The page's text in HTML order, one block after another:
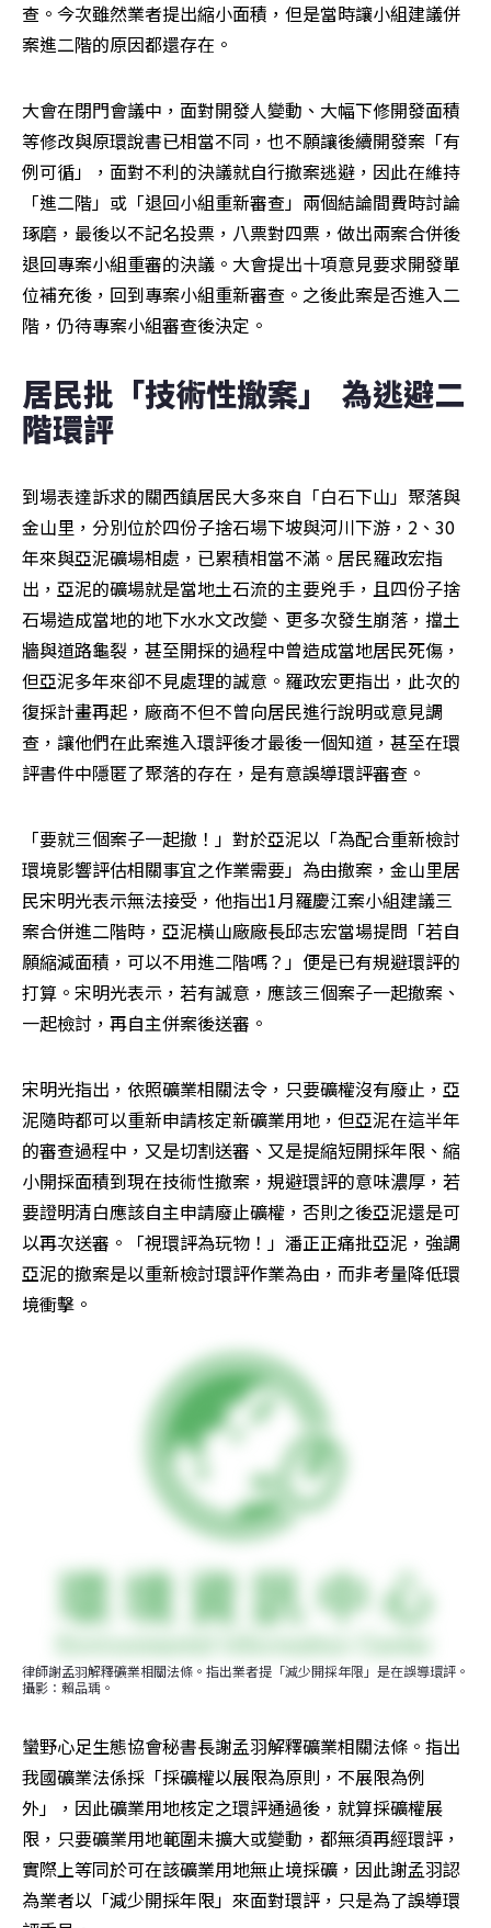
查。今次雖然業者提出縮小面積，但是當時讓小組建議併
案進二階的原因都還存在。
大會在閉門會議中，面對開發人變動、大幅下修開發面積
等修改與原環說書已相當不同，也不願讓後續開發案「有
例可循」，面對不利的決議就自行撤案逃避，因此在維持
「進二階」或「退回小組重新審查」兩個結論間費時討論
琢磨，最後以不記名投票，八票對四票，做出兩案合併後
退回專案小組重審的決議。大會提出十項意見要求開發單
位補充後，回到專案小組重新審查。之後此案是否進入二
階，仍待專案小組審查後決定。
居民批「技術性撤案」  為逃避二
階環評
到場表達訴求的關西鎮居民大多來自「白石下山」聚落與
金山里，分別位於四份子捨石場下坡與河川下游，2、30
年來與亞泥礦場相處，已累積相當不滿。居民羅政宏指
出，亞泥的礦場就是當地土石流的主要兇手，且四份子捨
石場造成當地的地下水水文改變、更多次發生崩落，擋土
牆與道路龜裂，甚至開採的過程中曾造成當地居民死傷，
但亞泥多年來卻不見處理的誠意。羅政宏更指出，此次的
復採計畫再起，廠商不但不曾向居民進行說明或意見調
查，讓他們在此案進入環評後才最後一個知道，甚至在環
評書件中隱匿了聚落的存在，是有意誤導環評審查。
「要就三個案子一起撤！」對於亞泥以「為配合重新檢討
環境影響評估相關事宜之作業需要」為由撤案，金山里居
民宋明光表示無法接受，他指出1月羅慶江案小組建議三
案合併進二階時，亞泥橫山廠廠長邱志宏當場提問「若自
願縮減面積，可以不用進二階嗎？」便是已有規避環評的
打算。宋明光表示，若有誠意，應該三個案子一起撤案、
一起檢討，再自主併案後送審。
宋明光指出，依照礦業相關法令，只要礦權沒有廢止，亞
泥隨時都可以重新申請核定新礦業用地，但亞泥在這半年
的審查過程中，又是切割送審、又是提縮短開採年限、縮
小開採面積到現在技術性撤案，規避環評的意味濃厚，若
要證明清白應該自主申請廢止礦權，否則之後亞泥還是可
以再次送審。「視環評為玩物！」潘正正痛批亞泥，強調
亞泥的撤案是以重新檢討環評作業為由，而非考量降低環
境衝擊。
律師謝孟羽解釋礦業相關法條。指出業者提「減少開採年限」是在誤導環評。
攝影：賴品瑀。
蠻野心足生態協會秘書長謝孟羽解釋礦業相關法條。指出
我國礦業法係採「採礦權以展限為原則，不展限為例
外」，因此礦業用地核定之環評通過後，就算採礦權展
限，只要礦業用地範圍未擴大或變動，都無須再經環評，
實際上等同於可在該礦業用地無止境採礦，因此謝孟羽認
為業者以「減少開採年限」來面對環評，只是為了誤導環